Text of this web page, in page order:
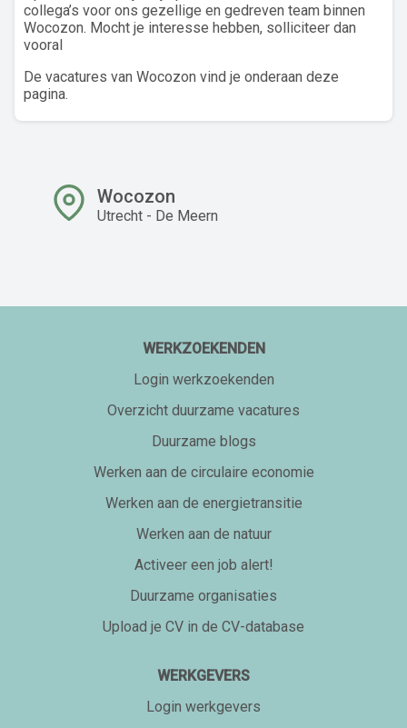
collega’s voor ons gezellige en gedreven team binnen
Wocozon. Mocht je interesse hebben, solliciteer dan
vooral
De vacatures van Wocozon vind je onderaan deze
pagina.
Wocozon
Utrecht - De Meern
WERKZOEKENDEN
Login werkzoekenden
Overzicht duurzame vacatures
Duurzame blogs
Werken aan de circulaire economie
Werken aan de energietransitie
Werken aan de natuur
Activeer een job alert!
Duurzame organisaties
Upload je CV in de CV-database
WERKGEVERS
Login werkgevers